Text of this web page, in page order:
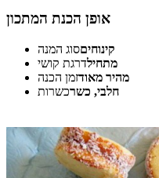
אופן הכנת המתכון
קינוחיםסוג המנה
מתחילדרגת קושי
מהיר מאודזמן הכנה
חלבי, כשרכשרות